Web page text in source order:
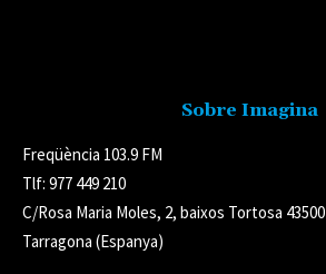
Sobre Imagina
Freqüència 103.9 FM
Tlf: 977 449 210
C/Rosa Maria Moles, 2, baixos Tortosa 43500
Tarragona (Espanya)